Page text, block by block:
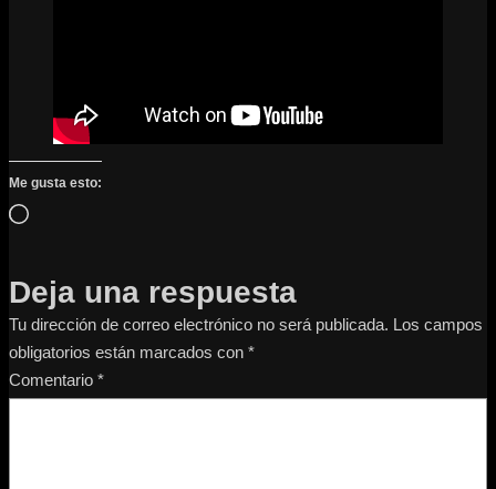
Me gusta esto:
Cargando…
Deja una respuesta
Tu dirección de correo electrónico no será publicada. Los campos
obligatorios están marcados con *
Comentario *